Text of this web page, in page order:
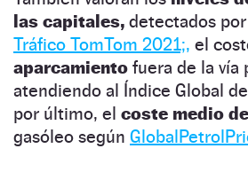
las capitales, detectados
Tráfico TomTom 2021;, el
aparcamiento fuera de la vía
atendiendo al Índice Global
por último, el coste medio
gasóleo según